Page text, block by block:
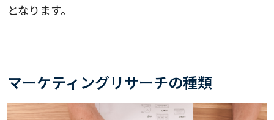
となります。
マーケティングリサーチの種類